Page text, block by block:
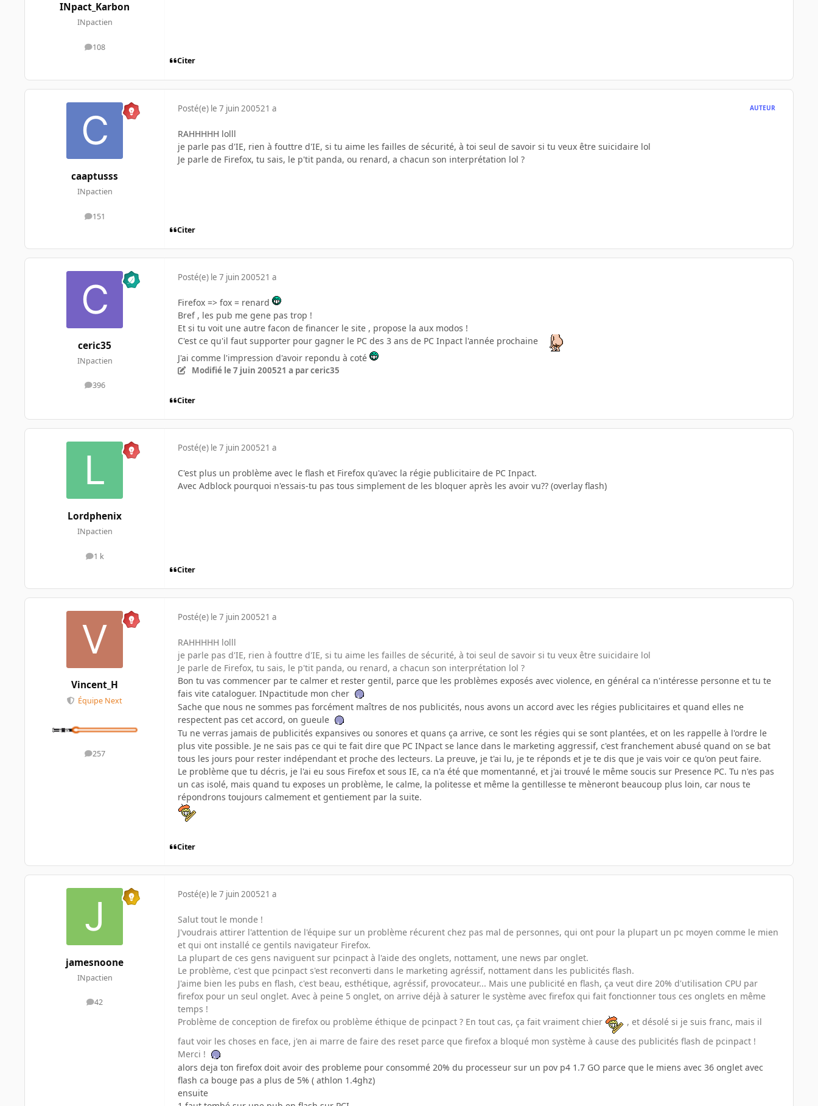
INpact_Karbon
INpactien
108
messages
Citer
caaptusss
INpactien
151
messages
Posté(e) le 7 juin 200521 a AUTEUR
RAHHHHH lolll
je parle pas d'IE, rien à fouttre d'IE, si tu aime les failles de sécurité, à toi seul de savoir si tu veux être suicidaire lol
Je parle de Firefox, tu sais, le p'tit panda, ou renard, a chacun son interprétation lol ?
Citer
ceric35
INpactien
396
messages
Posté(e) le 7 juin 200521 a
Firefox => fox = renard
Bref , les pub me gene pas trop !
Et si tu voit une autre facon de financer le site , propose la aux modos !
C'est ce qu'il faut supporter pour gagner le PC des 3 ans de PC Inpact l'année prochaine
J'ai comme l'impression d'avoir repondu à coté
Modifié le 7 juin 200521 a par ceric35
Citer
Lordphenix
INpactien
1 k
messages
Posté(e) le 7 juin 200521 a
C'est plus un problème avec le flash et Firefox qu'avec la régie publicitaire de PC Inpact.
Avec Adblock pourquoi n'essais-tu pas tous simplement de les bloquer après les avoir vu?? (overlay flash)
Citer
Vincent_H
Équipe Next
257
messages
Posté(e) le 7 juin 200521 a
RAHHHHH lolll
je parle pas d'IE, rien à fouttre d'IE, si tu aime les failles de sécurité, à toi seul de savoir si tu veux être suicidaire lol
Je parle de Firefox, tu sais, le p'tit panda, ou renard, a chacun son interprétation lol ?
Bon tu vas commencer par te calmer et rester gentil, parce que les problèmes exposés avec violence, en général ca n'intéresse personne et tu te
fais vite cataloguer. INpactitude mon cher
Sache que nous ne sommes pas forcément maîtres de nos publicités, nous avons un accord avec les régies publicitaires et quand elles ne
respectent pas cet accord, on gueule
Tu ne verras jamais de publicités expansives ou sonores et quans ça arrive, ce sont les régies qui se sont plantées, et on les rappelle à l'ordre le
plus vite possible. Je ne sais pas ce qui te fait dire que PC INpact se lance dans le marketing aggressif, c'est franchement abusé quand on se bat
tous les jours pour rester indépendant et proche des lecteurs. La preuve, je t'ai lu, je te réponds et je te dis que je vais voir ce qu'on peut faire.
Le problème que tu décris, je l'ai eu sous Firefox et sous IE, ca n'a été que momentanné, et j'ai trouvé le même soucis sur Presence PC. Tu n'es pas
un cas isolé, mais quand tu exposes un problème, le calme, la politesse et même la gentillesse te mèneront beaucoup plus loin, car nous te
répondrons toujours calmement et gentiement par la suite.
Citer
jamesnoone
INpactien
42
messages
Posté(e) le 7 juin 200521 a
Salut tout le monde !
J'voudrais attirer l'attention de l'équipe sur un problème récurent chez pas mal de personnes, qui ont pour la plupart un pc moyen comme le mien
et qui ont installé ce gentils navigateur Firefox.
La plupart de ces gens naviguent sur pcinpact à l'aide des onglets, nottament, une news par onglet.
Le problème, c'est que pcinpact s'est reconverti dans le marketing agréssif, nottament dans les publicités flash.
J'aime bien les pubs en flash, c'est beau, esthétique, agréssif, provocateur... Mais une publicité en flash, ça veut dire 20% d'utilisation CPU par
firefox pour un seul onglet. Avec à peine 5 onglet, on arrive déjà à saturer le système avec firefox qui fait fonctionner tous ces onglets en même
temps !
Problème de conception de firefox ou problème éthique de pcinpact ? En tout cas, ça fait vraiment chier
, et désolé si je suis franc, mais il
faut voir les choses en face, j'en ai marre de faire des reset parce que firefox a bloqué mon système à cause des publicités flash de pcinpact !
Merci !
alors deja ton firefox doit avoir des probleme pour consommé 20% du processeur sur un pov p4 1.7 GO parce que le miens avec 36 onglet avec
flash ca bouge pas a plus de 5% ( athlon 1.4ghz)
ensuite